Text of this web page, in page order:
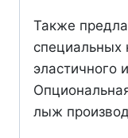
Также
специальных
эластичного
лыж